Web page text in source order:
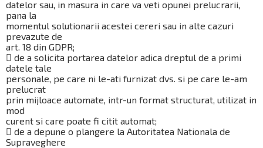
datelor sau, in masura in care va veti opunei prelucrarii,
pana la
momentul solutionarii acestei cereri sau in alte cazuri
prevazute de
art. 18 din GDPR;
 de a solicita portarea datelor adica dreptul de a primi
datele tale
personale, pe care ni le-ati furnizat dvs. si pe care le-am
prelucrat
prin mijloace automate, intr-un format structurat, utilizat in
mod
curent si care poate fi citit automat;
 de a depune o plangere la Autoritatea Nationala de
Supraveghere